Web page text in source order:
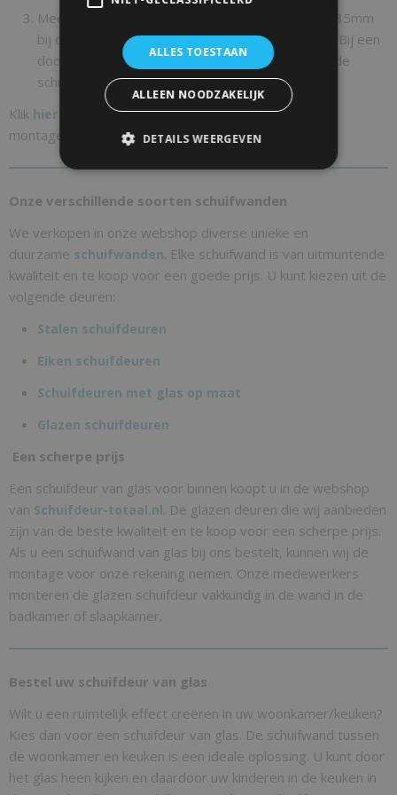
Meet de hoogte van de deuropening en tel daar 35mm
bij op, dit word de hoogte maat van de glasdeur. Bij een
doorgang van bijvoorbeeld 2100mm hoog word de
schuifdeur dan 2135mm.
Klik hier om gebruik te maken van onze inmeet en/of
montage service.
Onze verschillende soorten schuifwanden
We verkopen in onze webshop diverse unieke en
duurzame schuifwanden. Elke schuifwand is van uitmuntende
kwaliteit en te koop voor een goede prijs. U kunt kiezen uit de
volgende deuren:
Stalen schuifdeuren
Eiken schuifdeuren
Schuifdeuren met glas op maat
Glazen schuifdeuren
Een scherpe prijs
Een schuifdeur van glas voor binnen koopt u in de webshop
van Schuifdeur-totaal.nl. De glazen deuren die wij aanbieden
zijn van de beste kwaliteit en te koop voor een scherpe prijs.
Als u een schuifwand van glas bij ons bestelt, kunnen wij de
montage voor onze rekening nemen. Onze medewerkers
monteren de glazen schuifdeur vakkundig in de wand in de
badkamer of slaapkamer.
Bestel uw schuifdeur van glas
Wilt u een ruimtelijk effect creëren in uw woonkamer/keuken?
Kies dan voor een schuifdeur van glas. De schuifwand tussen
de woonkamer en keuken is een ideale oplossing. U kunt door
het glas heen kijken en daardoor uw kinderen in de keuken in
ALLES TOESTAAN
ALLEEN NOODZAKELIJK
DETAILS WEERGEVEN